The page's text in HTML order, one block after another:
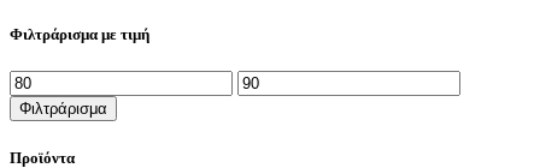
Φιλτράρισμα με τιμή
Ελάχιστη
τιμή
Μέγιστη
τιμή
Φιλτράρισμα
Προϊόντα